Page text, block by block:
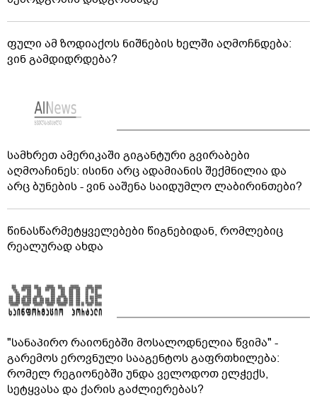
ფული ამ ზოდიაქოს ნიშნების ხელში აღმოჩნდება:
ვინ გამდიდრდება?
სამხრეთ ამერიკაში გიგანტური გვირაბები
აღმოაჩინეს: ისინი არც ადამიანის შექმნილია და
არც ბუნების - ვინ ააშენა საიდუმლო ლაბირინთები?
წინასწარმეტყველებები წიგნებიდან, რომლებიც
რეალურად ახდა
"სანაპირო რაიონებში მოსალოდნელია წვიმა" -
გარემოს ეროვნული სააგენტოს გაფრთხილება:
რომელ რეგიონებში უნდა ველოდოთ ელჭექს,
სეტყვასა და ქარის გაძლიერებას?